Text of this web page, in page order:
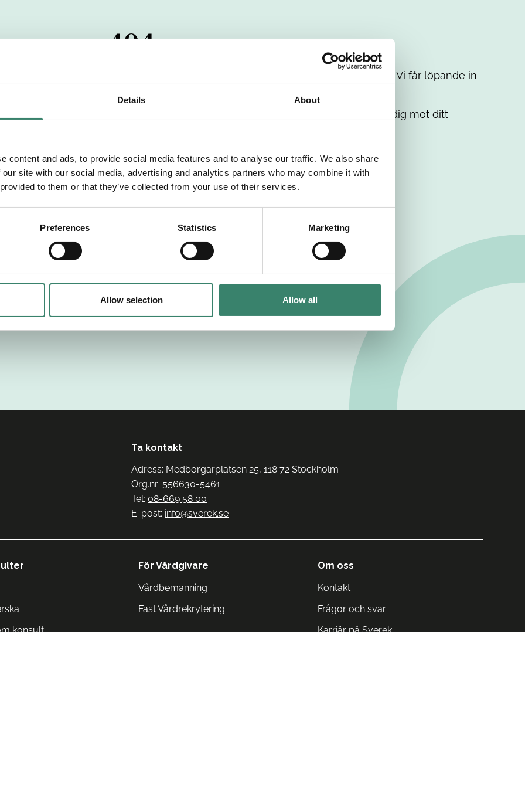
Details About
content and ads, to provide social media features and to analyse our traffic. We also share
site with our social media, advertising and analytics partners who may combine it with
to them or that they’ve collected from your use of their services.
Preferences Statistics Marketing
Allow selection Allow all
404
har passerats. Vi uppskattar verkligen ditt intresse. Misströsta inte. Vi får löpande in
dig med mer information om våra aktuella uppdrag. Tillsammans matchar vi dig mot ditt
Tillbaka till Sverek
Ta kontakt
Adress: Medborgarplatsen 25, 118 72 Stockholm
Org.nr: 556630-5461
Tel: 08-669 58 00
E-post: info@sverek.se
konsult
För Vårdgivare
Vårdbemanning
Fast Vårdrekrytering
Om oss
Kontakt
Frågor och svar
Karriär på Sverek